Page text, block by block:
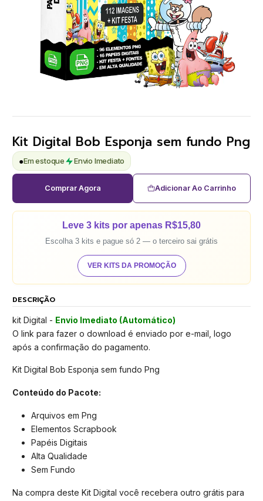
Kit Digital Bob Esponja sem fundo Png
●Em estoque Envio Imediato
Adicionar Ao Carrinho
Comprar Agora
Leve 3 kits por apenas R$15,80
Escolha 3 kits e pague só 2 — o terceiro sai grátis
VER KITS DA PROMOÇÃO
DESCRIÇÃO
kit Digital - Envio Imediato (Automático)
O link para fazer o download é enviado por e-mail, logo
após a confirmação do pagamento.
Kit Digital Bob Esponja sem fundo Png
Conteúdo do Pacote:
Arquivos em Png
Elementos Scrapbook
Papéis Digitais
Alta Qualidade
Sem Fundo
Na compra deste Kit Digital você recebera outro grátis para